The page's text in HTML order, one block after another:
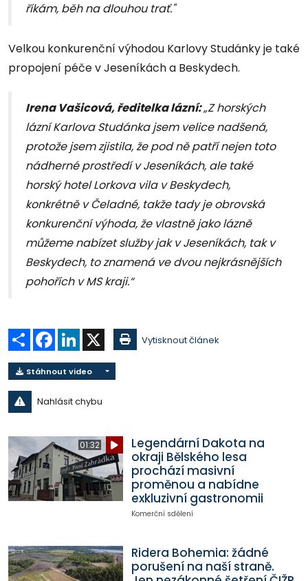
říkám, běh na dlouhou trať."
Velkou konkurenční výhodou Karlovy Studánky je také
propojení péče v Jeseníkách a Beskydech.
Irena Vašicová, ředitelka lázní:„Z horských
lázní Karlova Studánka jsem velice nadšená,
protože jsem zjistila, že pod ně patří nejen toto
nádherné prostředí v Jeseníkách, ale také
horský hotel Lorkova vila v Beskydech,
konkrétně v Čeladné, takže tady je obrovská
konkurenční výhoda, že vlastně jako lázně
můžeme nabízet služby jak v Jeseníkách, tak v
Beskydech, to znamená ve dvou nejkrásnějších
pohořích v MS kraji.“
Sdílet Facebook
LinkedIn Vytisknout článek
Stáhnout video
Nahlásit chybu
01:32
Legendární Dakota na
okraji Bělského lesa
prochází masivní
proměnou a nabídne
exkluzivní gastronomii
Komerční sdělení
Ridera Bohemia: žádné
porušení na naší straně.